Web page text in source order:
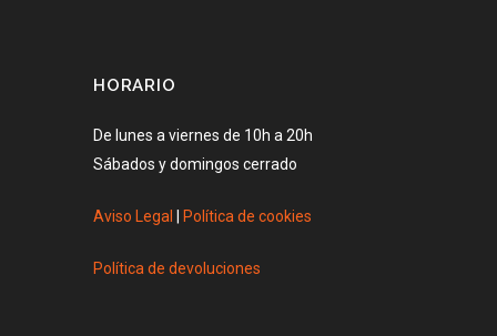
HORARIO
De lunes a viernes de 10h a 20h
Sábados y domingos cerrado
Aviso Legal | Política de cookies
Política de devoluciones